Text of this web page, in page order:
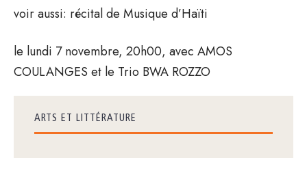
voir aussi: récital de Musique d’Haïti
le lundi 7 novembre, 20h00, avec AMOS
COULANGES et le Trio BWA ROZZO
ARTS ET LITTÉRATURE